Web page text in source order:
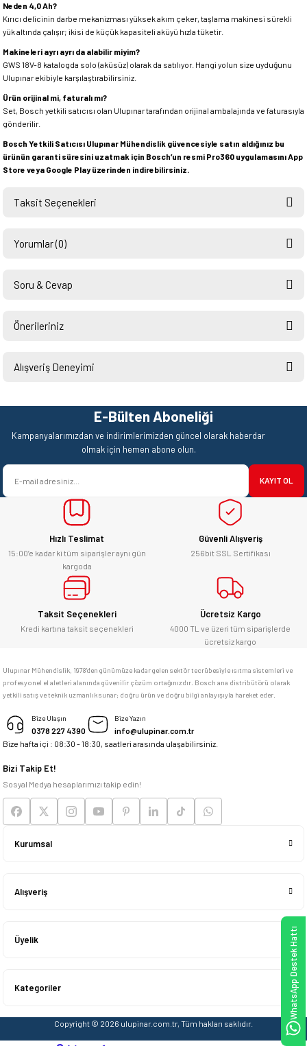
Neden 4,0 Ah?
Kırıcı delicinin darbe mekanizması yüksek akım çeker, taşlama makinesi sürekli
yük altında çalışır; ikisi de küçük kapasiteli aküyü hızla tüketir.
Makineleri ayrı ayrı da alabilir miyim?
GWS 18V-8 katalogda solo (aküsüz) olarak da satılıyor. Hangi yolun size uyduğunu
Ulupınar ekibiyle karşılaştırabilirsiniz.
Ürün orijinal mi, faturalı mı?
Set, Bosch yetkili satıcısı olan Ulupınar tarafından orijinal ambalajında ve faturasıyla
gönderilir.
Bosch Yetkili Satıcısı Ulupınar Mühendislik güvencesiyle satın aldığınız bu
ürünün garanti süresini uzatmak için Bosch’un resmi Pro360 uygulamasını App
Store veya Google Play üzerinden indirebilirsiniz.
Taksit Seçenekleri
Yorumlar (0)
Soru & Cevap
Önerileriniz
yetersiz gördüğünüz noktaları öneri formunu kullanarak tarafımıza
Ürün resmi kalitesiz, bozuk veya görüntülenemiyor.
Ürün açıklamasında eksik bilgiler bulunuyor.
Ürün bilgilerinde hatalar bulunuyor.
Ürün fiyatı diğer sitelerden daha pahalı.
Bu ürüne benzer farklı alternatifler olmalı.
Alışveriş Deneyimi
Teşekkürler.
Mehmet Kendi | 18/06/2026
satışı ve alış veriş deneyimi gayet
başarılı. hayırlı işler. teşekkürler.
yücel çağatay uzun | 12/06/2026
Kesinlikle orjinal ürün, güvenerek
alabilirsiniz.
E... Ü... | 10/06/2026
Bosch marka alet alacaksam kesinlikle
adresim Ulupınar.com.tr
memnun kaldım
Deneyimini Paylaş
E-Bülten Aboneliği
Kampanyalarımızdan ve indirimlerimizden güncel olarak haberdar
olmak için hemen abone olun.
KAYIT OL
Hızlı Teslimat
15:00’e kadar ki tüm siparişler aynı gün
kargoda
Güvenli Alışveriş
256bit SSL Sertifikası
Taksit Seçenekleri
Kredi kartına taksit seçenekleri
Ücretsiz Kargo
4000 TL ve üzeri tüm siparişlerde
ücretsiz kargo
Ulupınar Mühendislik, 1978'den günümüze kadar gelen sektör tecrübesiyle ısıtma sistemleri ve
profesyonel el aletleri alanında güvenilir çözüm ortağınızdır. Bosch ana distribütörü olarak
yetkili satış ve teknik uzmanlık sunar; doğru ürün ve doğru bilgi anlayışıyla hareket eder.
Bize Ulaşın
0378 227 4390
Bize Yazın
info@ulupinar.com.tr
Bize hafta içi : 08:30 - 18:30, saatleri arasında ulaşabilirsiniz.
Bizi Takip Et!
Sosyal Medya hesaplarımızı takip edin!
Kurumsal
Alışveriş
Üyelik
Kategoriler
Copyright © 2026 ulupinar.com.tr, Tüm hakları saklıdır.
WhatsApp Destek Hattı